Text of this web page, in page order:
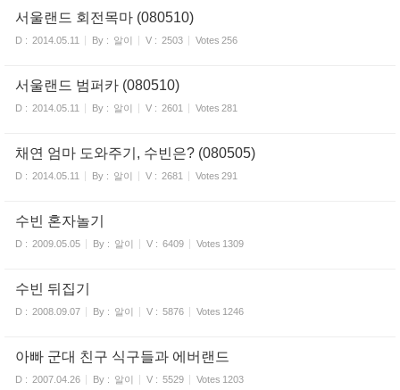
서울랜드 회전목마 (080510)
D : 2014.05.11 By : 알이 V : 2503 Votes 256
서울랜드 범퍼카 (080510)
D : 2014.05.11 By : 알이 V : 2601 Votes 281
채연 엄마 도와주기, 수빈은? (080505)
D : 2014.05.11 By : 알이 V : 2681 Votes 291
수빈 혼자놀기
D : 2009.05.05 By : 알이 V : 6409 Votes 1309
수빈 뒤집기
D : 2008.09.07 By : 알이 V : 5876 Votes 1246
아빠 군대 친구 식구들과 에버랜드
D : 2007.04.26 By : 알이 V : 5529 Votes 1203